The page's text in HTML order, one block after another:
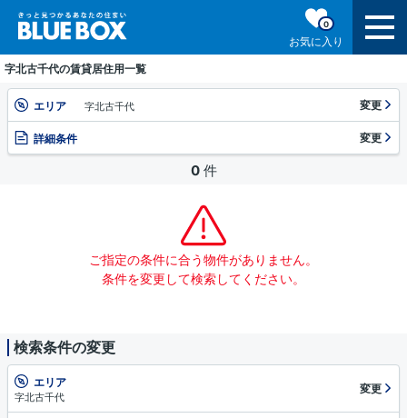
お気に入り
0
字北古千代の賃貸居住用一覧
エリア 字北古千代 変更
詳細条件 変更
0 件
ご指定の条件に合う物件がありません。
条件を変更して検索してください。
検索条件の変更
エリア
字北古千代
変更